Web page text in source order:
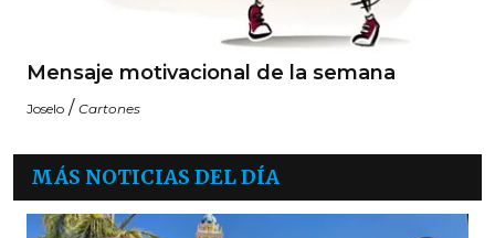
Mensaje motivacional de la semana
Joselo / Cartones
MÁS NOTICIAS DEL DÍA